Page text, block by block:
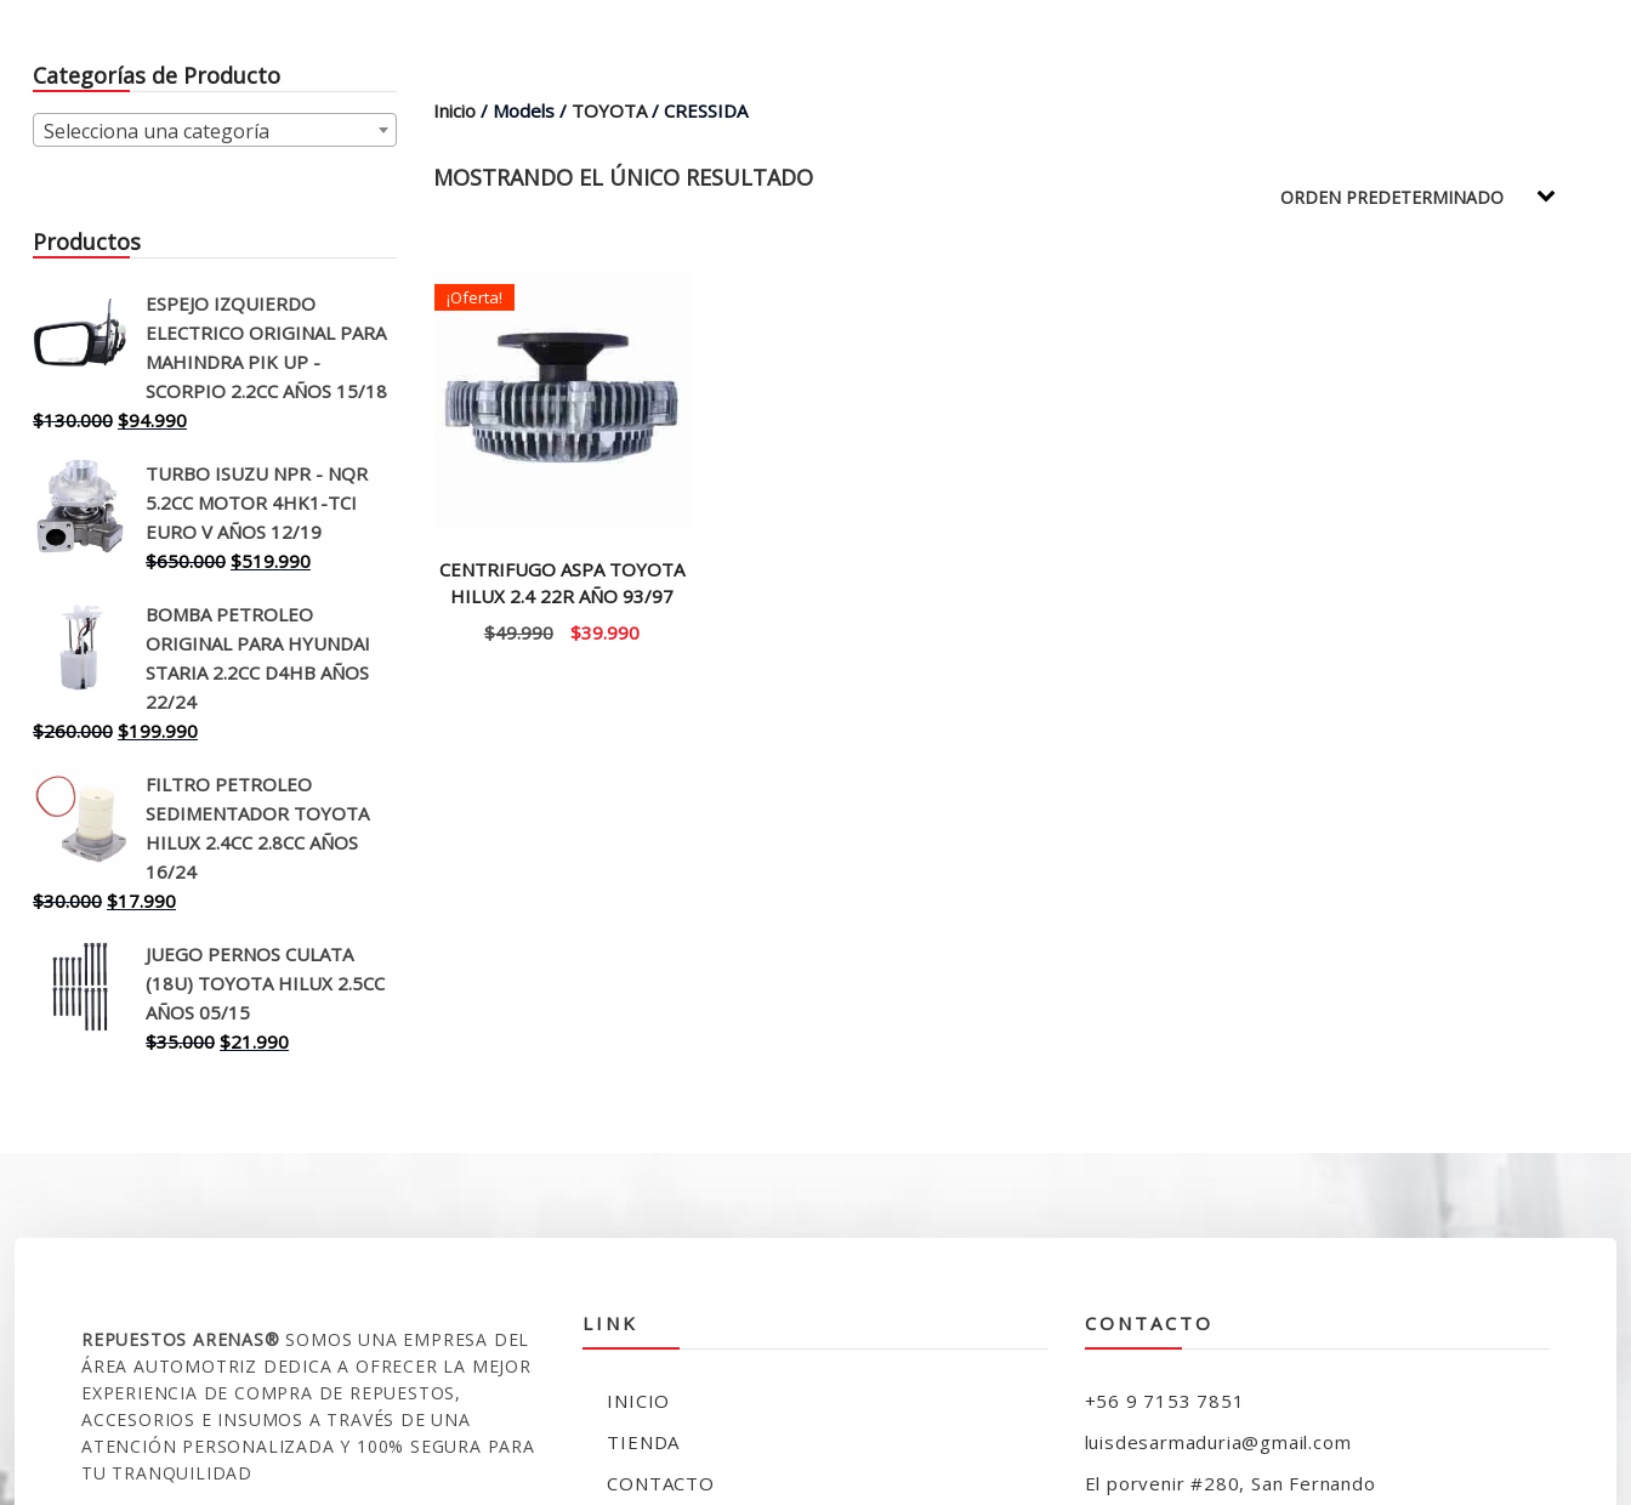
Categorías de Producto
Selecciona una categoría
Productos
ESPEJO IZQUIERDO
ELECTRICO ORIGINAL PARA
MAHINDRA PIK UP -
SCORPIO 2.2CC AÑOS 15/18
$130.000 El
original
era:
$130.000.
$94.990El
actual
es:
$94.990.
TURBO ISUZU NPR - NQR
5.2CC MOTOR 4HK1-TCI
EURO V AÑOS 12/19
$650.000 El
original
era:
$650.000.
$519.990El
actual
es:
$519.990.
BOMBA PETROLEO
ORIGINAL PARA HYUNDAI
STARIA 2.2CC D4HB AÑOS
22/24
$260.000 El
original
era:
$260.000.
$199.990El
actual
es:
$199.990.
FILTRO PETROLEO
SEDIMENTADOR TOYOTA
HILUX 2.4CC 2.8CC AÑOS
16/24
$30.000 El
original
era:
$30.000.
$17.990El
actual
es:
$17.990.
JUEGO PERNOS CULATA
(18U) TOYOTA HILUX 2.5CC
AÑOS 05/15
$35.000 El
$21.990El
Inicio / Models / TOYOTA/ CRESSIDA
MOSTRANDO EL ÚNICO RESULTADO
¡Oferta!
CENTRIFUGO ASPA TOYOTA
HILUX 2.4 22R AÑO 93/97
$49.990
El
$39.990El
REPUESTOS ARENAS®SOMOS UNA EMPRESA DEL
ÁREA AUTOMOTRIZ DEDICA A OFRECER LA MEJOR
EXPERIENCIA DE COMPRA DE REPUESTOS,
ACCESORIOS E INSUMOS A TRAVÉS DE UNA
ATENCIÓN PERSONALIZADA Y 100% SEGURA PARA
TU TRANQUILIDAD
LINK
INICIO
TIENDA
CONTACTO
CONTACTO
+56 9 7153 7851
luisdesarmaduria@gmail.com
El porvenir #280, San Fernando